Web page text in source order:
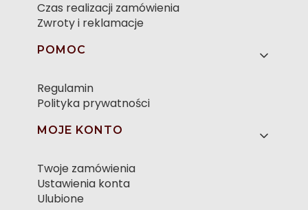
Czas realizacji zamówienia
Zwroty i reklamacje
POMOC
Regulamin
Polityka prywatności
MOJE KONTO
Twoje zamówienia
Ustawienia konta
Ulubione